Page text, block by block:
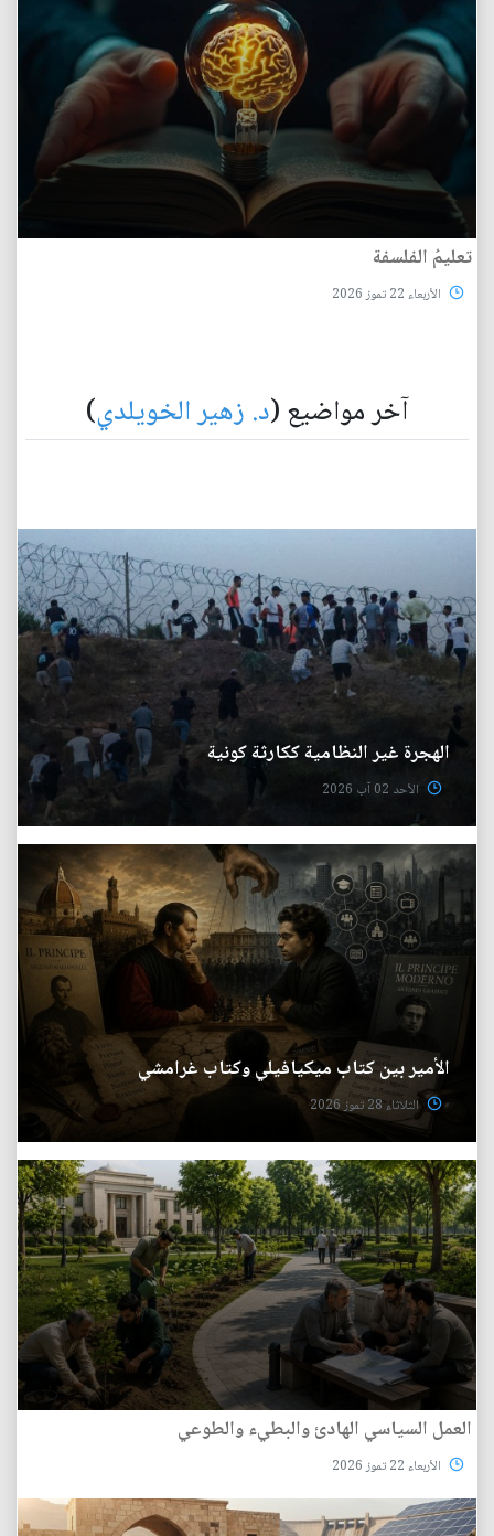
تعليمُ الفلسفة
الأربعاء 22 تموز 2026
آخر مواضيع (د. زهير الخويلدي)
الهجرة غير النظامية ككارثة كونية
الأحد 02 آب 2026
الأمير بين كتاب ميكيافيلي وكتاب غرامشي
الثلاثاء 28 تموز 2026
العمل السياسي الهادئ والبطيء والطوعي
الأربعاء 22 تموز 2026